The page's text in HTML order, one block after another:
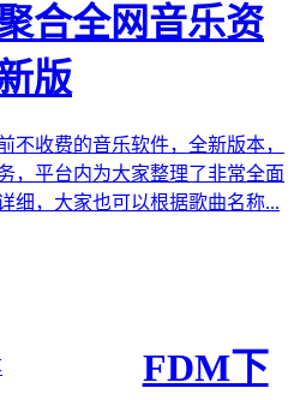
合全网音乐资
版
不收费的音乐软件，全新版本，
，平台内为大家整理了非常全面
细，大家也可以根据歌曲名称...
FDM下